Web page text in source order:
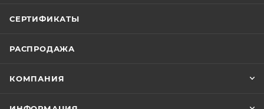
СЕРТИФИКАТЫ
РАСПРОДАЖА
КОМПАНИЯ